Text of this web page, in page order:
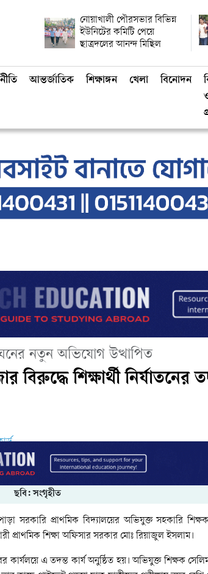
নোয়াখালী পৌরসভার বিভিন্ন
ইউনিটের কমিটি পেয়ে
ছাত্রদলের আনন্দ মিছিল
আন্তর্জাতিক শিক্ষাঙ্গন খেলা বিনোদন
নতুন অভিযোগ উত্থাপিত
শিক্ষার্থী নির্যাতনের
ছবি: সংগৃহীত
সরকারি প্রাথমিক বিদ্যালয়ের অভিযুক্ত সহকারি
শিক্ষা অফিসার সরকার মোঃ রিয়াজুল ইসলাম।
এ তদন্ত কার্য অনুষ্ঠিত হয়। অভিযুক্ত শিক্ষক